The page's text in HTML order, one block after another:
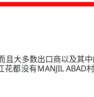
大多数出口商以及其
都没有MANJIL